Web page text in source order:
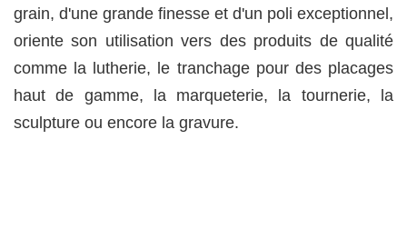
grain, d'une grande finesse et d'un poli exceptionnel,
oriente son utilisation vers des produits de qualité
comme la lutherie, le tranchage pour des placages
haut de gamme, la marqueterie, la tournerie, la
sculpture ou encore la gravure.